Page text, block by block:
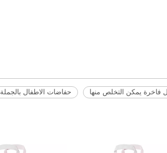
حفاضات الاطفال بالجملة فاخرة يمكن التخلص منها